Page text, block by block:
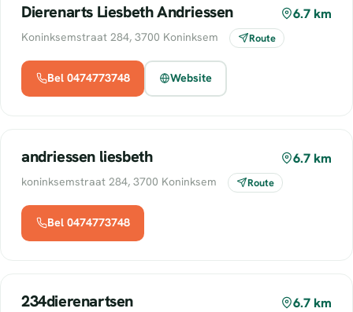
Dierenarts Liesbeth Andriessen 6.7 km
Koninksemstraat 284, 3700 Koninksem Route
Bel 0474773748 Website
andriessen liesbeth 6.7 km
koninksemstraat 284, 3700 Koninksem Route
Bel 0474773748
234dierenartsen 6.7 km